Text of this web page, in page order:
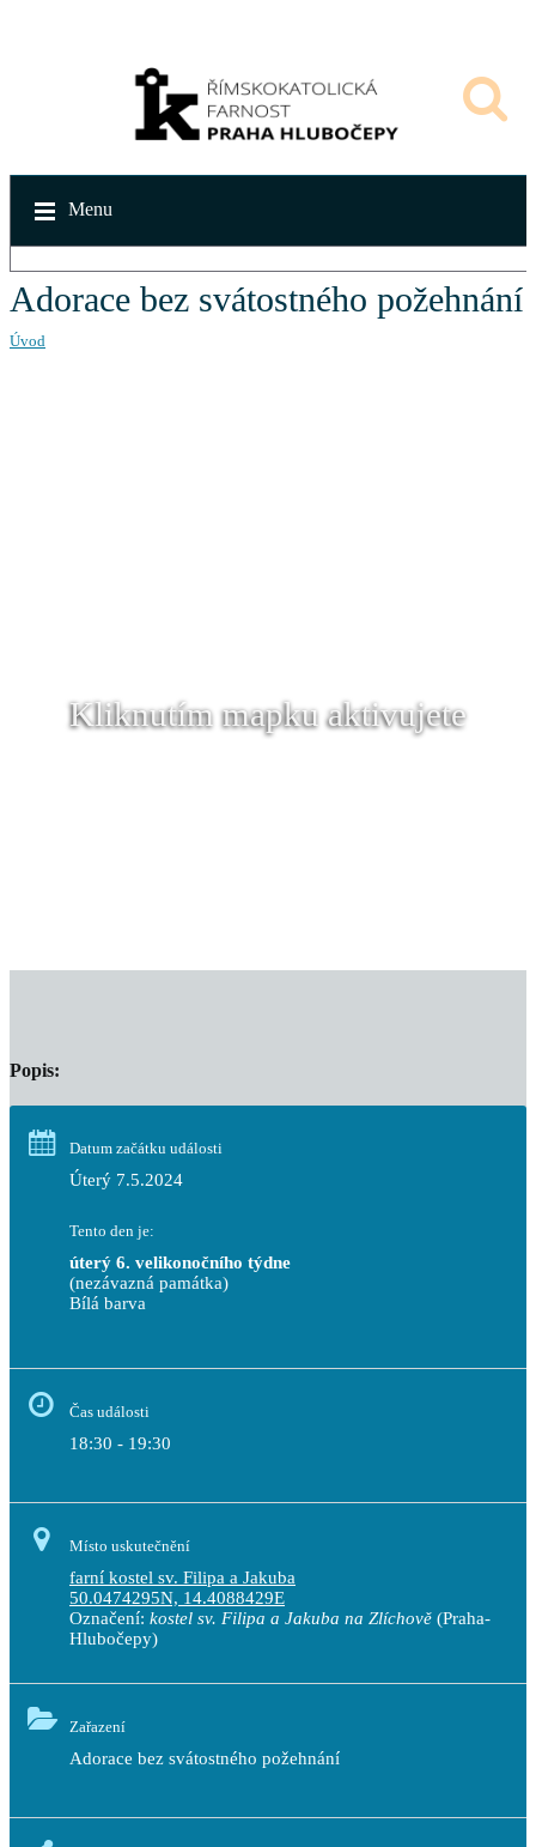
Menu
Adorace bez svátostného požehnání
Úvod
Kliknutím mapku aktivujete
Popis:
Datum začátku události
Úterý 7.5.2024
Tento den je:
úterý 6. velikonočního týdne
(nezávazná památka)
Bílá barva
Čas události
18:30 - 19:30
Místo uskutečnění
farní kostel sv. Filipa a Jakuba
50.0474295N, 14.4088429E
Označení: kostel sv. Filipa a Jakuba na Zlíchově (Praha-
Hlubočepy)
Zařazení
Adorace bez svátostného požehnání